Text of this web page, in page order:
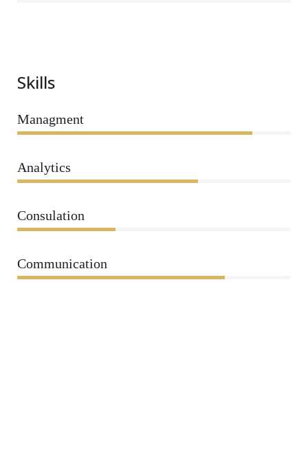
Skills
Managment
Analytics
Consulation
Communication